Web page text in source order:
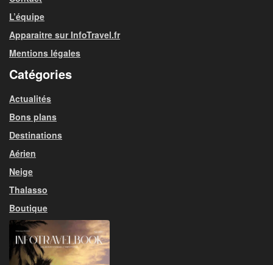
L’équipe
Apparaitre sur InfoTravel.fr
Mentions légales
Catégories
Actualités
Bons plans
Destinations
Aérien
Neige
Thalasso
Boutique